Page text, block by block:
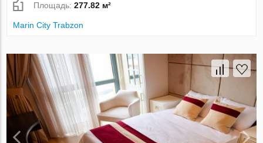
Площадь:277.82 м²
Marin City Trabzon